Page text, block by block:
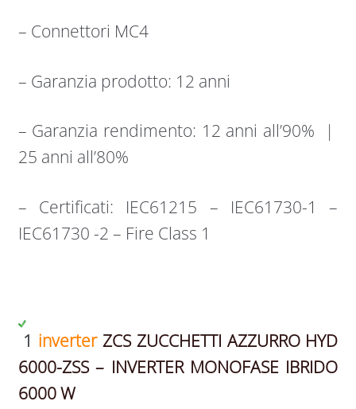
– Connettori MC4
– Garanzia prodotto: 12 anni
– Garanzia rendimento: 12 anni all’90% |
25 anni all’80%
– Certificati: IEC61215 – IEC61730-1 –
IEC61730 -2 – Fire Class 1
1 inverterZCS ZUCCHETTI AZZURRO HYD
6000-ZSS – INVERTER MONOFASE IBRIDO
6000 W